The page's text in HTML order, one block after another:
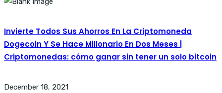
Invierte Todos Sus Ahorros En La Criptomoneda
Dogecoin Y Se Hace Millonario En Dos Meses |
Criptomonedas: cómo ganar sin tener un solo bitcoin
December 18, 2021